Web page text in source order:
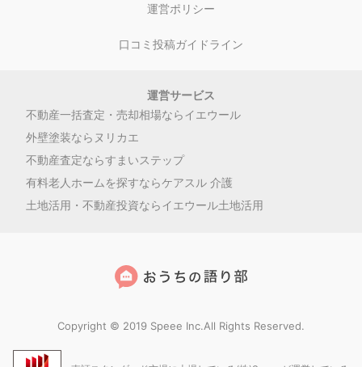
運営ポリシー
口コミ投稿ガイドライン
運営サービス
不動産一括査定・売却相場ならイエウール
外壁塗装ならヌリカエ
不動産査定ならすまいステップ
有料老人ホームを探すならケアスル 介護
土地活用・不動産投資ならイエウール土地活用
Copyright © 2019 Speee Inc.All Rights Reserved.